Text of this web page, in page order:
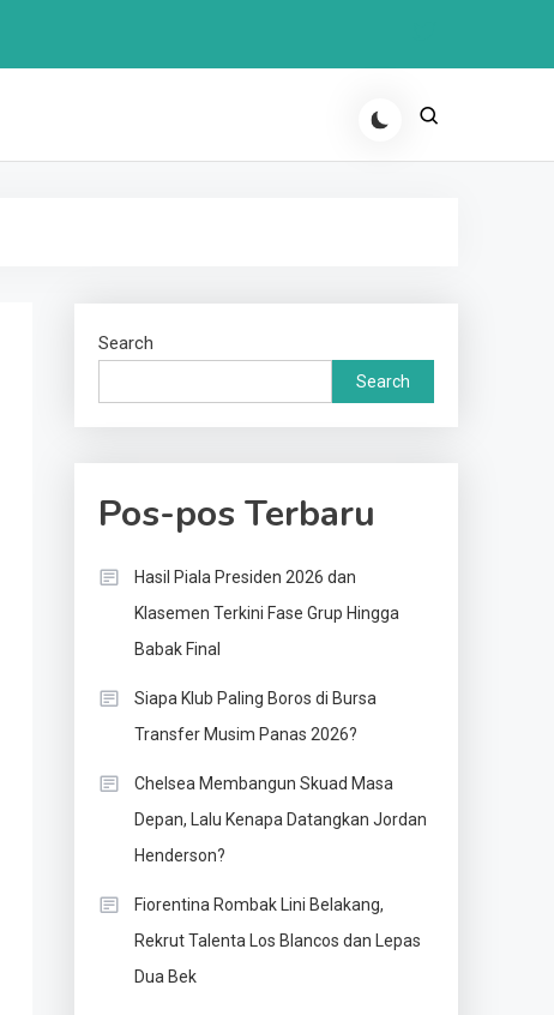
Search
Search
Pos-pos Terbaru
Hasil Piala Presiden 2026 dan
Klasemen Terkini Fase Grup Hingga
Babak Final
Siapa Klub Paling Boros di Bursa
Transfer Musim Panas 2026?
Chelsea Membangun Skuad Masa
Depan, Lalu Kenapa Datangkan Jordan
Henderson?
Fiorentina Rombak Lini Belakang,
Rekrut Talenta Los Blancos dan Lepas
Dua Bek